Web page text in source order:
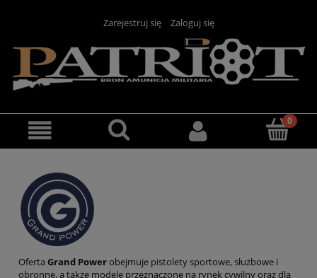
Zarejestruj się Zaloguj się
Oferta Grand Powerobejmuje pistolety sportowe, służbowe i
obronne, a także modele przeznaczone na rynek cywilny oraz dla